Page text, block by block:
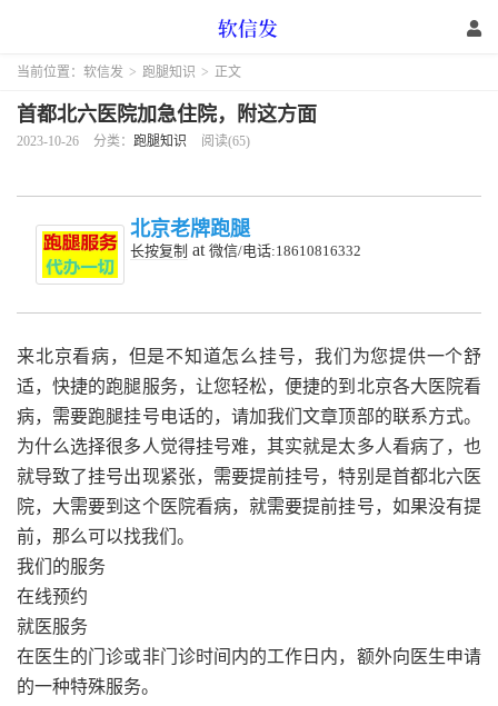
当前位置： 软信发 > 跑腿知识 > 正文
首都北六医院加急住院，附这方面
2023-10-26 分类： 跑腿知识 阅读(65)
北京老牌跑腿
长按复制 at 微信/电话:18610816332
来北京看病，但是不知道怎么挂号，我们为您提供一个舒
适，快捷的跑腿服务，让您轻松，便捷的到北京各大医院看
病，需要跑腿挂号电话的，请加我们文章顶部的联系方式。
为什么选择很多人觉得挂号难，其实就是太多人看病了，也
就导致了挂号出现紧张，需要提前挂号，特别是首都北六医
院，大需要到这个医院看病，就需要提前挂号，如果没有提
前，那么可以找我们。
我们的服务
在线预约
就医服务
在医生的门诊或非门诊时间内的工作日内，额外向医生申请
的一种特殊服务。